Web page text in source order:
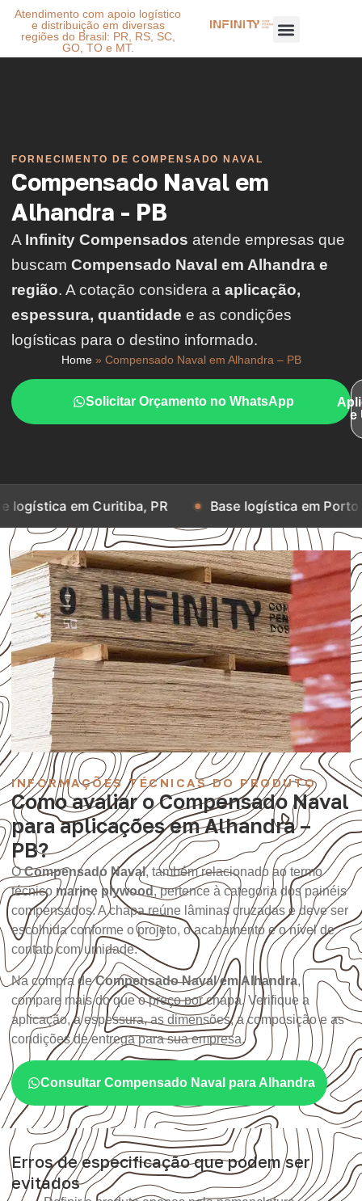
Atendimento com apoio logístico
e distribuição em diversas
regiões do Brasil: PR, RS, SC,
GO, TO e MT.
FORNECIMENTO DE COMPENSADO NAVAL
Compensado Naval em
Alhandra - PB
A Infinity Compensados atende empresas que
buscam Compensado Naval em Alhandra e
região. A cotação considera a aplicação,
espessura, quantidade e as condições
logísticas para o destino informado.
Home» Compensado Naval em Alhandra – PB
Solicitar Orçamento no WhatsApp
e
Curitiba, PR Base logística em Porto Alegre, RS
INFORMAÇÕES TÉCNICAS DO PRODUTO
Como avaliar o Compensado Naval
para aplicações em Alhandra –
PB?
OCompensado Naval, também relacionado ao termo
técnico marine plywood, pertence à categoria dos painéis
compensados. A chapa reúne lâminas cruzadas e deve ser
escolhida conforme o projeto, o acabamento e o nível de
contato com umidade.
Na compra deCompensado Naval em Alhandra,
compare mais do que o preço por chapa. Verifique a
aplicação, a espessura, as dimensões, a composição e as
condições de entrega para sua empresa.
Consultar Compensado Naval para Alhandra
Erros de especificação que podem ser
evitados